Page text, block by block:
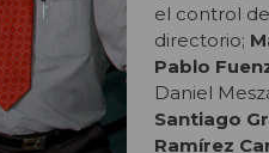
el control
directorio;
Pablo
Daniel
Santiago
Ramírez